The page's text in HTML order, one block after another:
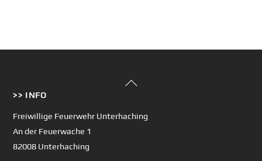
Back
>> INFO
Freiwillige Feuerwehr Unterhaching
An der Feuerwache 1
82008 Unterhaching